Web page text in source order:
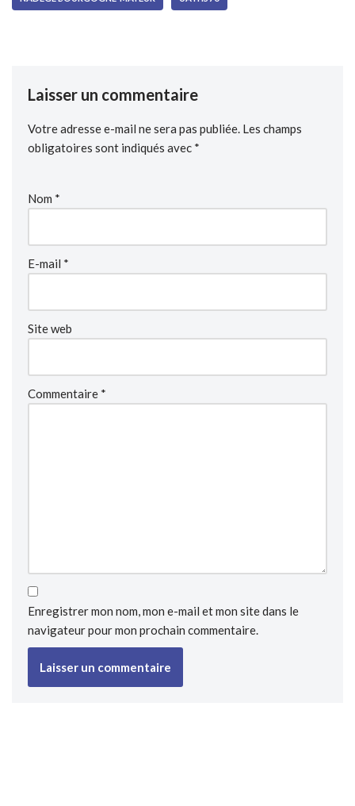
Laisser un commentaire
Votre adresse e-mail ne sera pas publiée. Les champs
obligatoires sont indiqués avec *
Nom *
E-mail *
Site web
Commentaire *
Enregistrer mon nom, mon e-mail et mon site dans le
navigateur pour mon prochain commentaire.